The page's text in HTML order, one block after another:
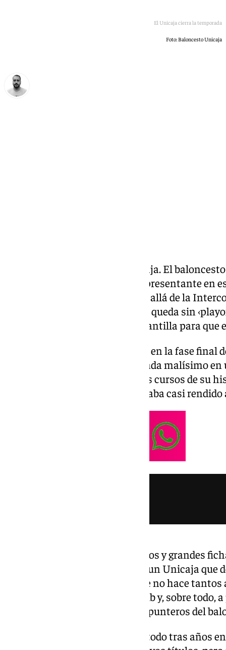
El Unicaja cierra la temporada
Foto: Baloncesto Unicaja
Se acabó la temporada de Unicaja. El
andaluz pierde a su máximo representante en
la que no ha habido títulos más allá de la
principios de curso y además se queda sin
la autocrítica y reformular la plantilla para que
Los de Ibon Navarro no estarán en la fase final
y consumar un final de temporada malísimo
altibajos tras uno de los grandes cursos de su
hubiera valido ganar ya que llegaba casi
No han funcionado los recambios y grandes
han servido para dar un salto a un Unicaja que
ha sufrido un revés (como los de no hace
una reflexión profunda en el club y, sobre todo,
volver a estar entre los equipos punteros del
Quizás no sea un drama, sobre todo tras años